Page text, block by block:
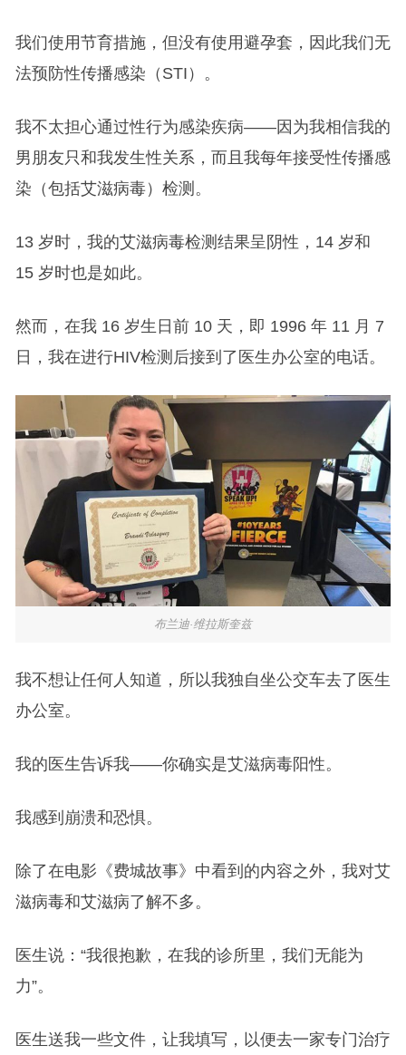
我们使用节育措施，但没有使用避孕套，因此我们无
法预防性传播感染（STI）。
我不太担心通过性行为感染疾病——因为我相信我的
男朋友只和我发生性关系，而且我每年接受性传播感
染（包括艾滋病毒）检测。
13 岁时，我的艾滋病毒检测结果呈阴性，14 岁和
15 岁时也是如此。
然而，在我 16 岁生日前 10 天，即 1996 年 11 月 7
日，我在进行HIV检测后接到了医生办公室的电话。
布兰迪·维拉斯奎兹
我不想让任何人知道，所以我独自坐公交车去了医生
办公室。
我的医生告诉我——你确实是艾滋病毒阳性。
我感到崩溃和恐惧。
除了在电影《费城故事》中看到的内容之外，我对艾
滋病毒和艾滋病了解不多。
医生说：“我很抱歉，在我的诊所里，我们无能为
力”。
医生送我一些文件，让我填写，以便去一家专门治疗